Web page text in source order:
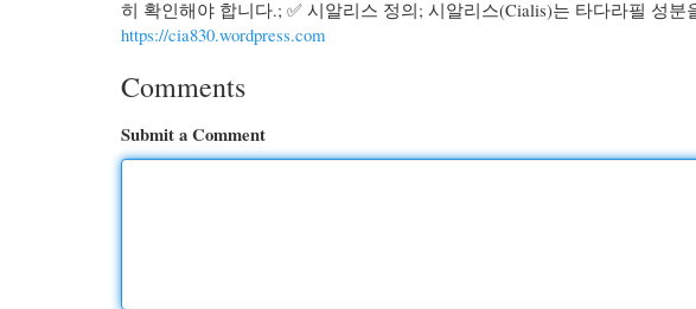
히 확인해야 합니다.; ✅ 시알리스 정의; 시알리스(Cialis)는 타다라필 성
https://cia830.wordpress.com
Comments
Submit a Comment